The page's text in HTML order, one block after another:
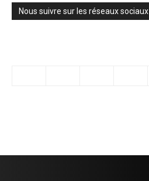
Nous suivre sur les réseaux sociaux